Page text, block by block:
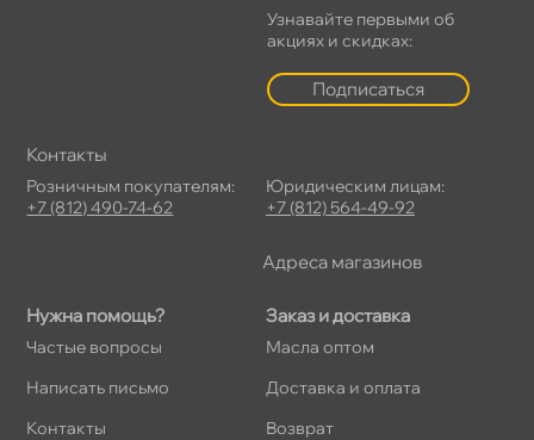
Нужна помощь?
Частые вопросы
Написать письмо
Контакты
Заказ и доставка
Масла оптом
Доставка и оплата
озврат
Узнавайте первыми о
акциях и скидках:
Подписаться
Контакты
Розничным покупателям:
+7 (812) 490-74-62
Юридическим лицам:
+7 (812) 564-49-92
Адреса магазино